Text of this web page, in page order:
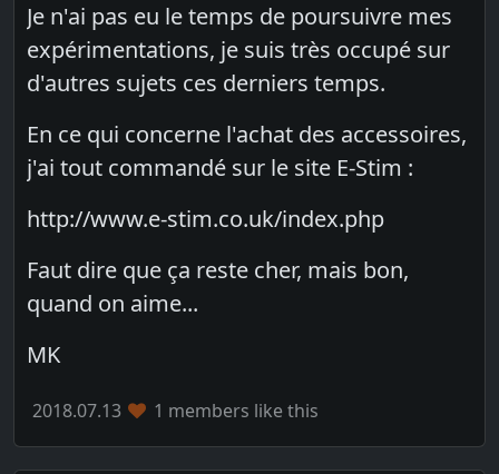
Je n'ai pas eu le temps de poursuivre mes
expérimentations, je suis très occupé sur
d'autres sujets ces derniers temps.
En ce qui concerne l'achat des accessoires,
j'ai tout commandé sur le site E-Stim :
http://www.e-stim.co.uk/index.php
Faut dire que ça reste cher, mais bon,
quand on aime...
MK
2018.07.13 1 members like this